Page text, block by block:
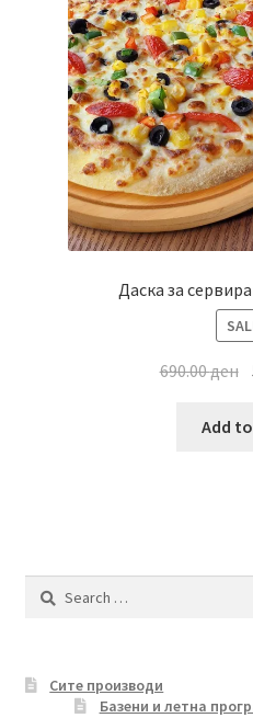
Даска за
690.00ден
Add
Search
Сите производи
Базени и летна